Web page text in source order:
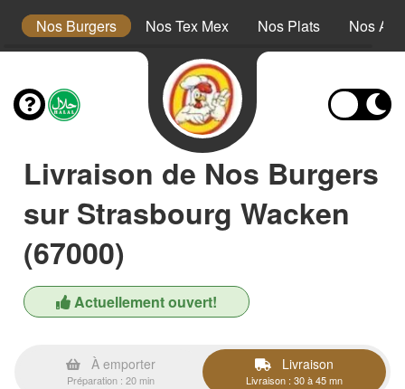
Nos Burgers Nos Tex Mex Nos Plats Nos
Livraison de Nos Burgers
sur Strasbourg Wacken
(67000)
Actuellement ouvert!
À emporter
Préparation : 20 min
Livraison
Livraison : 30 à 45 mn